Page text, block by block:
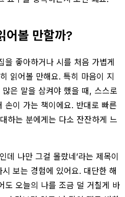
어볼 만할까?
을 좋아하거나 시를 처음 가볍게
읽어볼 만해요. 특히 마음이 지
은 말을 삼켜야 했을 때, 스스로
손이 가는 책이에요. 반대로 빠른
하는 분에게는 다소 잔잔하게 느
데 나만 그걸 몰랐네’라는 제목이
보는 경험에 있어요. 대단한 해
도 오늘의 나를 조금 덜 거칠게 바